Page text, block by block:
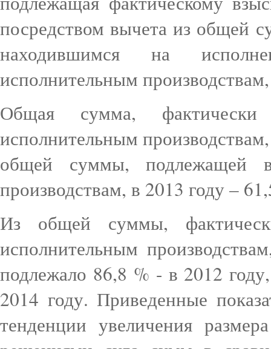
посредством вычета из общей
находившимся на
исполнительным
Общая сумма,
исполнительным
общей суммы, подлежащей
производствам, в 2013 году –
Из общей суммы,
исполнительным
подлежало 86,8 % - в 2012
2014 году. Приведенные
тенденции увеличения